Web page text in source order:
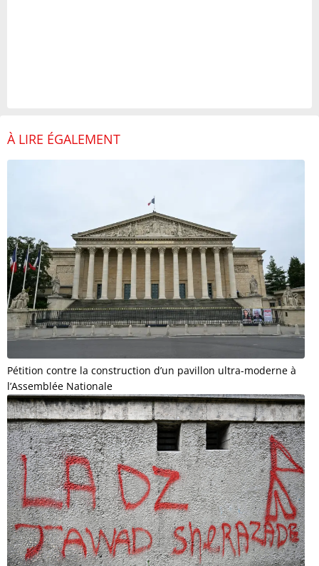
À LIRE ÉGALEMENT
Pétition contre la construction d’un pavillon ultra-moderne à
l’Assemblée Nationale